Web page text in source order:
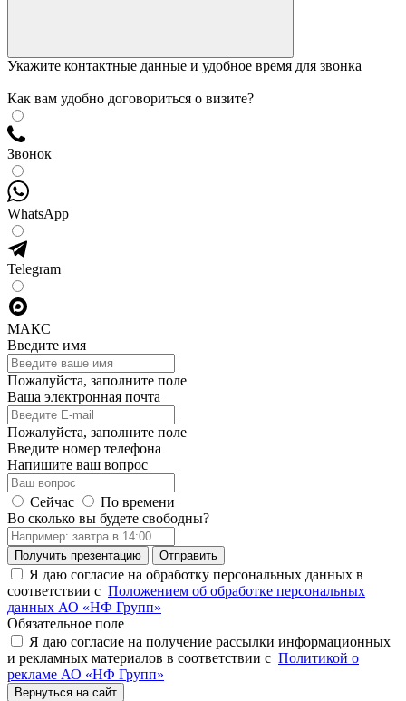
Укажите контактные данные и удобное время для звонка
Как вам удобно договориться о визите?
Звонок
WhatsApp
Telegram
МАКС
Введите имя
Пожалуйста, заполните поле
Ваша электронная почта
Пожалуйста, заполните поле
Введите номер телефона
Напишите ваш вопрос
Сейчас
По времени
Во сколько вы будете свободны?
Получить презентацию Отправить
Я даю согласие на обработку персональных данных в
соответствии с Положением об обработке персональных
данных АО «НФ Групп»
Обязательное поле
Я даю согласие на получение рассылки информационных
и рекламных материалов в соответствии с Политикой о
рекламе АО «НФ Групп»
Вернуться на сайт